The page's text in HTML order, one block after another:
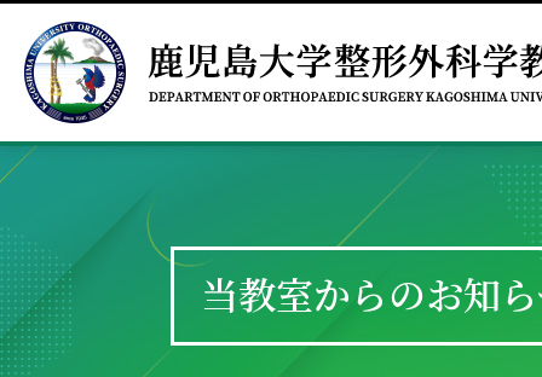
当教室からのお知